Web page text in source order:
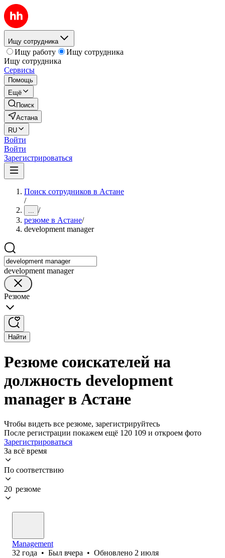
Ищу сотрудника
Ищу работу
Ищу сотрудника
Ищу сотрудника
Сервисы
Помощь
Ещё
Поиск
Астана
RU
Войти
Войти
Зарегистрироваться
Поиск сотрудников в Астане
/
... /
резюме в Астане/
development manager
development manager
Резюме
Найти
Резюме соискателей на
должность development
manager в Астане
Чтобы видеть все резюме, зарегистрируйтесь
После регистрации покажем ещё 120 109 и откроем фото
Зарегистрироваться
За всё время
По соответствию
20 резюме
Management
32 года • Был вчера • Обновлено 2 июля